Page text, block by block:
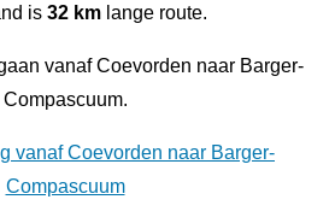
is 32 kmlange route.
vanaf Coevorden naar Barger-
Compascuum.
vanaf Coevorden naar Barger-
Compascuum